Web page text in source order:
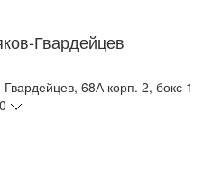
Гвардейцев
68А корп. 2, бокс 1